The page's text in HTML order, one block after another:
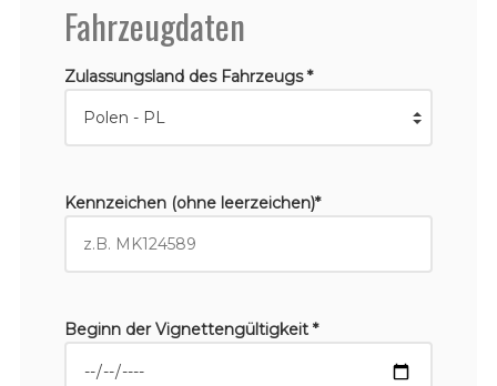
Fahrzeugdaten
Zulassungsland des Fahrzeugs *
Kennzeichen (ohne leerzeichen)*
Beginn der Vignettengültigkeit *